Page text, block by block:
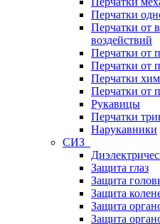
Перчатки
Перчатки от
воздействий
Перчатки от
Перчатки от
Перчатки
Перчатки от
Рукавицы
Перчатки
Нарукавники
СИЗ
Защита глаз
Защита
Защита
Защита
Защита